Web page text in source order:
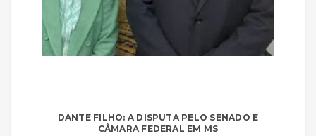
DANTE FILHO: A DISPUTA PELO SENADO E
CÂMARA FEDERAL EM MS